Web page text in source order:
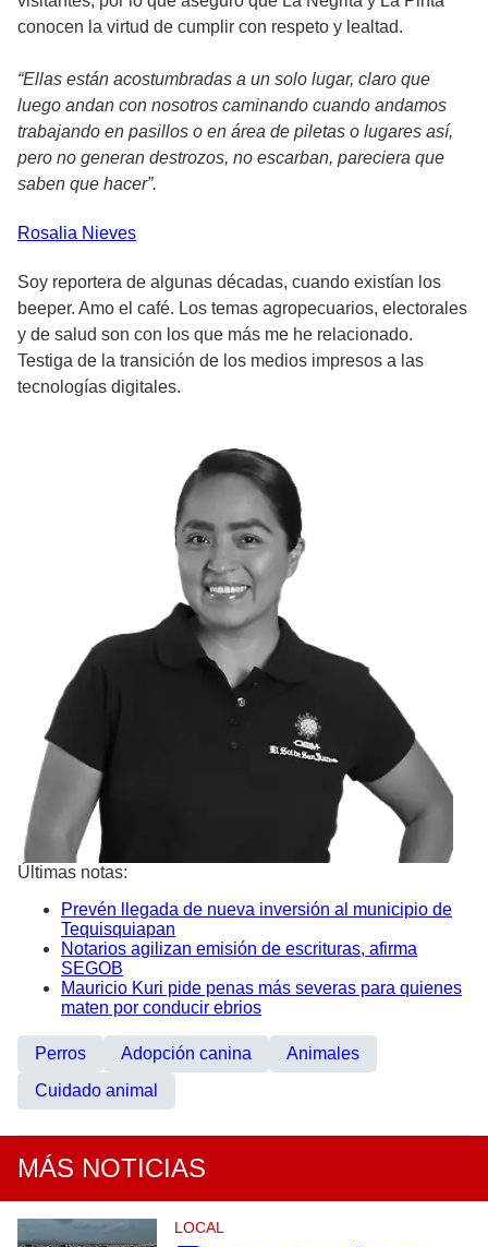
conocen la virtud de cumplir con respeto y lealtad.
“Ellas están acostumbradas a un solo lugar, claro que
luego andan con nosotros caminando cuando andamos
trabajando en pasillos o en área de piletas o lugares así,
pero no generan destrozos, no escarban, pareciera que
saben que hacer”.
Rosalia Nieves
Soy reportera de algunas décadas, cuando existían los
beeper. Amo el café. Los temas agropecuarios, electorales
y de salud son con los que más me he relacionado.
Testiga de la transición de los medios impresos a las
tecnologías digitales.
Últimas notas:
Prevén llegada de nueva inversión al municipio de
Tequisquiapan
Notarios agilizan emisión de escrituras, afirma
SEGOB
Mauricio Kuri pide penas más severas para quienes
maten por conducir ebrios
Perros Adopción canina
Animales
Cuidado animal
MÁS NOTICIAS
LOCAL